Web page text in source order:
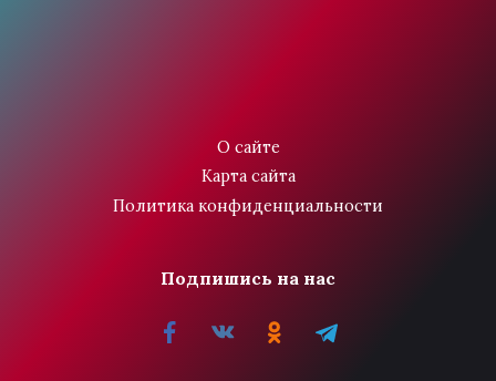
О сайте
Карта сайта
Политика конфиденциальности
Подпишись на нас